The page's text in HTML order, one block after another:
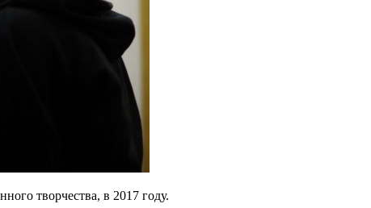
творчества, в 2017 году.